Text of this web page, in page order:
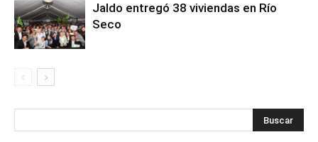
Jaldo entregó 38 viviendas en Río
Seco